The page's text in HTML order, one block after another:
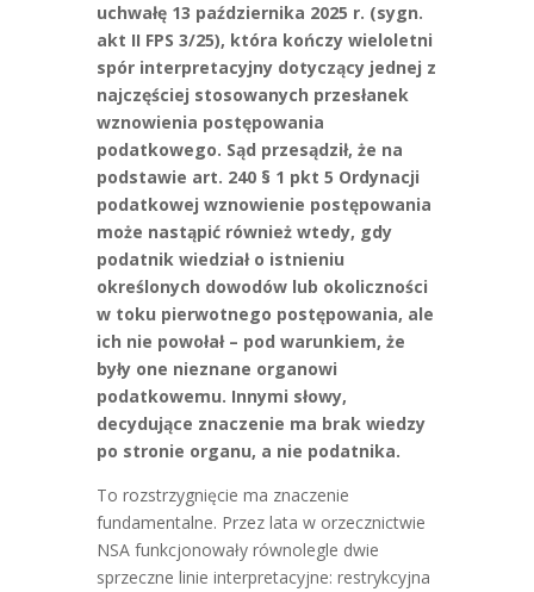
uchwałę 13 października 2025 r. (sygn.
akt II FPS 3/25), która kończy wieloletni
spór interpretacyjny dotyczący jednej z
najczęściej stosowanych przesłanek
wznowienia postępowania
podatkowego. Sąd przesądził, że na
podstawie art. 240 § 1 pkt 5 Ordynacji
podatkowej wznowienie postępowania
może nastąpić również wtedy, gdy
podatnik wiedział o istnieniu
określonych dowodów lub okoliczności
w toku pierwotnego postępowania, ale
ich nie powołał – pod warunkiem, że
były one nieznane organowi
podatkowemu. Innymi słowy,
decydujące znaczenie ma brak wiedzy
po stronie organu, a nie podatnika.
To rozstrzygnięcie ma znaczenie
fundamentalne. Przez lata w orzecznictwie
NSA funkcjonowały równolegle dwie
sprzeczne linie interpretacyjne: restrykcyjna